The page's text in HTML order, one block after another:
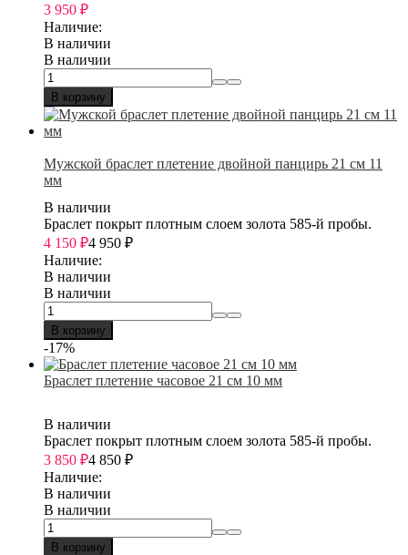
3 950 ₽
Наличие:
В наличии
В наличии
В корзину
Мужской браслет плетение двойной панцирь 21 см 11
мм
В наличии
Браслет покрыт плотным слоем золота 585-й пробы.
4 150 ₽4 950 ₽
Наличие:
В наличии
В наличии
В корзину
-17%
Браслет плетение часовое 21 см 10 мм
В наличии
Браслет покрыт плотным слоем золота 585-й пробы.
3 850 ₽4 850 ₽
Наличие:
В наличии
В наличии
В корзину